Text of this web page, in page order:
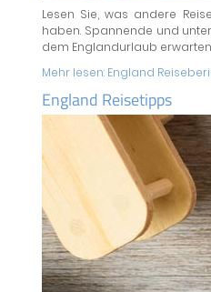
Lesen Sie, was andere
haben. Spannende und
dem Englandurlaub erwarten
Mehr lesen: England
England Reisetipps